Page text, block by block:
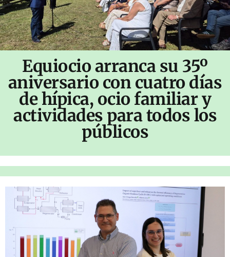
Equiocio arranca su 35º
aniversario con cuatro días
de hípica, ocio familiar y
actividades para todos los
públicos